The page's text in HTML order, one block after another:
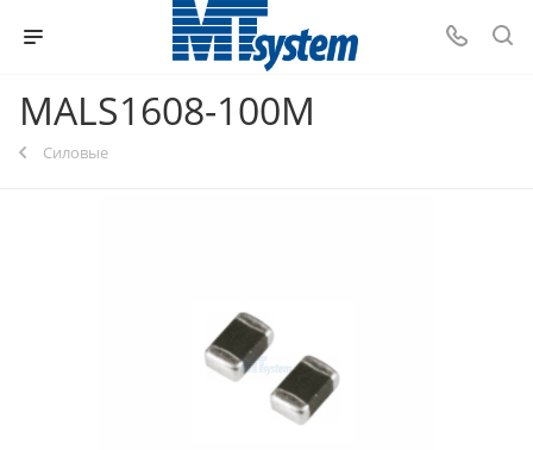
MALS1608-100M
Силовые